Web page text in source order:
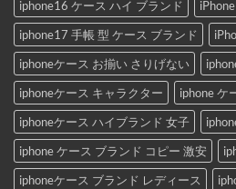
iphone16 ケース ハイ ブランド
iphone17 手帳 型 ケース ブランド
iphoneケース お揃い さりげない
iphoneケース キャラクター
iphone ケ
iphoneケース ハイブランド 女子
iphone ケース ブランド コピー 激安
iphoneケース ブランド レディース